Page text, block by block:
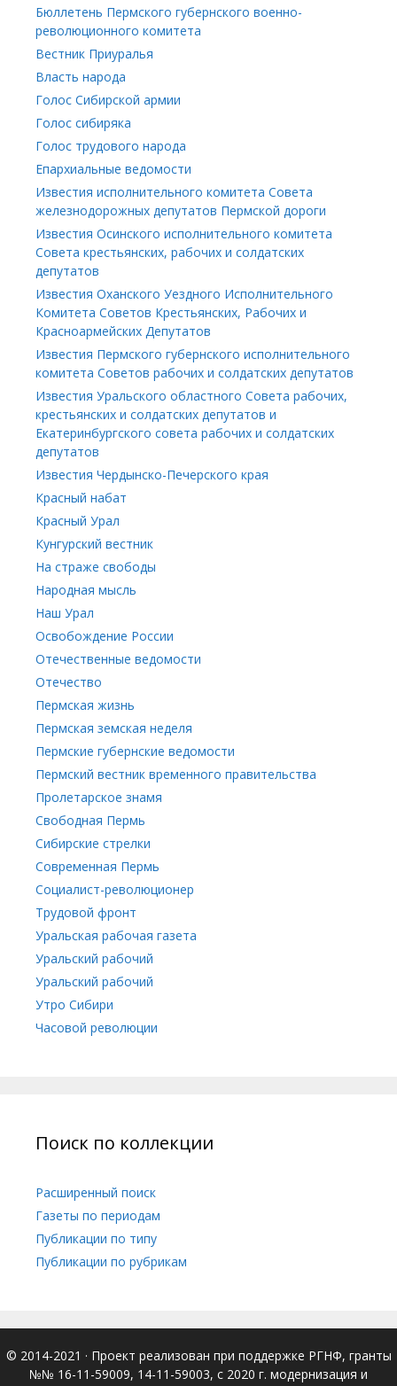
Бюллетень Пермского губернского военно-
революционного комитета
Вестник Приуралья
Власть народа
Голос Сибирской армии
Голос сибиряка
Голос трудового народа
Епархиальные ведомости
Известия исполнительного комитета Совета
железнодорожных депутатов Пермской дороги
Известия Осинского исполнительного комитета
Совета крестьянских, рабочих и солдатских
депутатов
Известия Оханского Уездного Исполнительного
Комитета Советов Крестьянских, Рабочих и
Красноармейских Депутатов
Известия Пермского губернского исполнительного
комитета Советов рабочих и солдатских депутатов
Известия Уральского областного Совета рабочих,
крестьянских и солдатских депутатов и
Екатеринбургского совета рабочих и солдатских
депутатов
Известия Чердынско-Печерского края
Красный набат
Красный Урал
Кунгурский вестник
На страже свободы
Народная мысль
Наш Урал
Освобождение России
Отечественные ведомости
Отечество
Пермская жизнь
Пермская земская неделя
Пермские губернские ведомости
Пермский вестник временного правительства
Пролетарское знамя
Свободная Пермь
Сибирские стрелки
Современная Пермь
Социалист-революционер
Трудовой фронт
Уральская рабочая газета
Уральский рабочий
Уральский рабочий
Утро Сибири
Часовой революции
Поиск по коллекции
Расширенный поиск
Газеты по периодам
Публикации по типу
Публикации по рубрикам
© 2014-2021 · Проект реализован при поддержке РГНФ, гранты
№№ 16-11-59009, 14-11-59003, с 2020 г. модернизация и